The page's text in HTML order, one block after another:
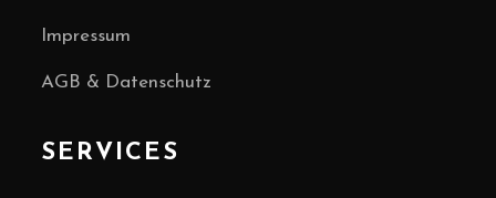
Impressum
AGB & Datenschutz
SERVICES